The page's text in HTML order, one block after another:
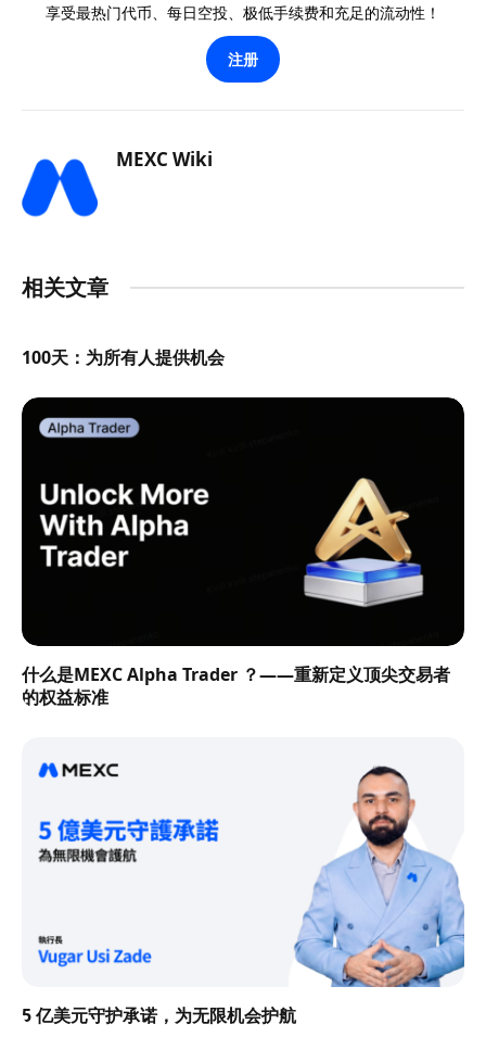
享受最热门代币、每日空投、极低手续费和充足的流动性！
注册
MEXC Wiki
相关文章
100天：为所有人提供机会
什么是MEXC Alpha Trader ？——重新定义顶尖交易者
的权益标准
5 亿美元守护承诺，为无限机会护航